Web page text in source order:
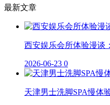
最新文章
西安娱乐会所体验漫谈
2026-06-23 0
天津男士洗脚SPA慢体